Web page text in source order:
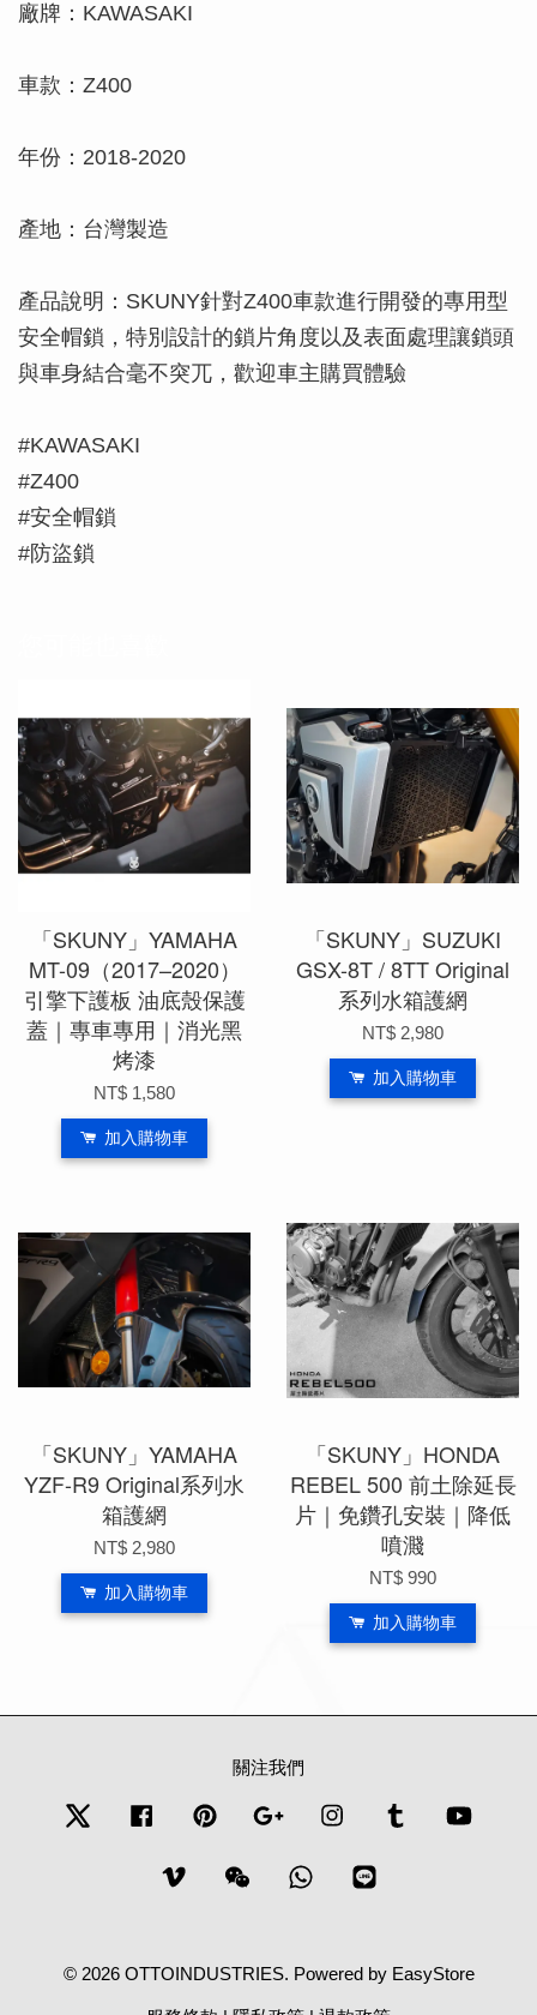
廠牌：KAWASAKI
車款：Z400
年份：2018-2020
產地：台灣製造
產品說明：SKUNY針對Z400車款進行開發的專用型
安全帽鎖，特別設計的鎖片角度以及表面處理讓鎖頭
與車身結合毫不突兀，歡迎車主購買體驗
#KAWASAKI
#Z400
#安全帽鎖
#防盜鎖
「SKUNY」YAMAHA
MT-09（2017–2020）
引擎下護板 油底殼保護
蓋｜專車專用｜消光黑
烤漆
NT$ 1,580
加入購物車
「SKUNY」SUZUKI
GSX-8T / 8TT Original
系列水箱護網
NT$ 2,980
加入購物車
「SKUNY」YAMAHA
YZF-R9 Original系列水
箱護網
NT$ 2,980
加入購物車
「SKUNY」HONDA
REBEL 500 前土除延長
片｜免鑽孔安裝｜降低
噴濺
NT$ 990
加入購物車
關注我們
Twitter Facebook Pinterest Google Instagram Tumblr
Vimeo Wechat Whatsapp
© 2026 OTTOINDUSTRIES. Powered by EasyStore